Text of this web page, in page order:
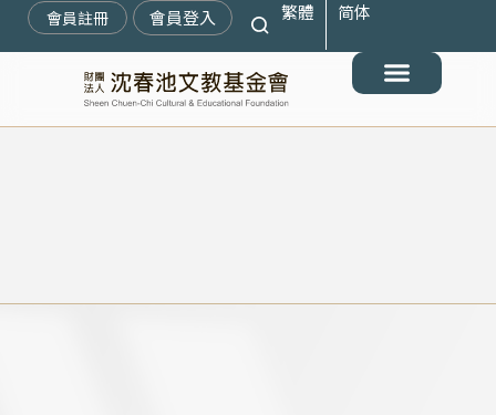
會員註冊 會員登入 繁體 简体